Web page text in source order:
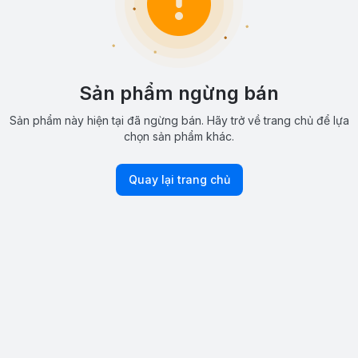
Sản phẩm ngừng bán
Sản phẩm này hiện tại đã ngừng bán. Hãy trở về trang chủ để lựa
chọn sản phẩm khác.
Quay lại trang chủ